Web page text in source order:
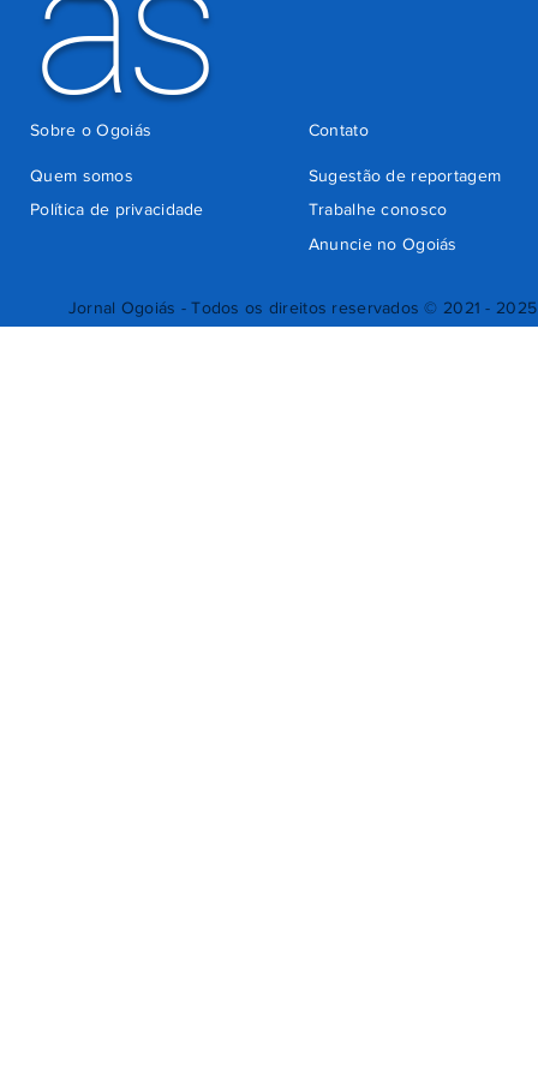
Jornal Ogoiás - Todos os direitos reservados © 2021 - 2025
Quem somos
Sugestão de reportagem
Trabalhe conosco
Política de privacidade
Anuncie no Ogoiás
Contato
Sobre o Ogoiás